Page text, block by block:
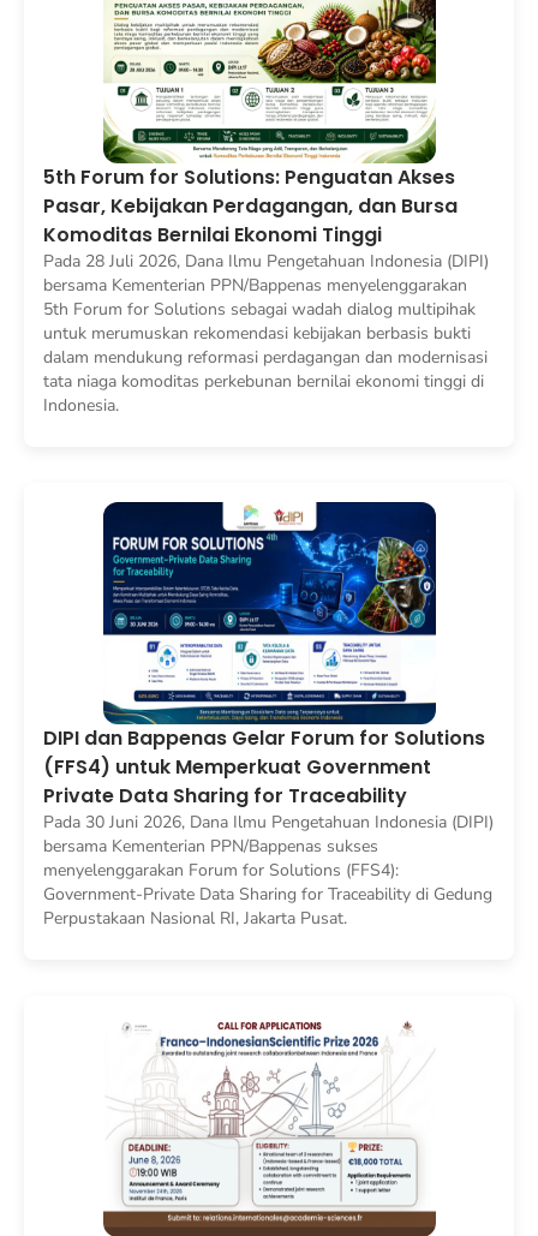
5th Forum for Solutions: Penguatan Akses
Pasar, Kebijakan Perdagangan, dan Bursa
Komoditas Bernilai Ekonomi Tinggi
Pada 28 Juli 2026, Dana Ilmu Pengetahuan Indonesia (DIPI)
bersama Kementerian PPN/Bappenas menyelenggarakan
5th Forum for Solutions sebagai wadah dialog multipihak
untuk merumuskan rekomendasi kebijakan berbasis bukti
dalam mendukung reformasi perdagangan dan modernisasi
tata niaga komoditas perkebunan bernilai ekonomi tinggi di
Indonesia.
DIPI dan Bappenas Gelar Forum for Solutions
(FFS4) untuk Memperkuat Government
Private Data Sharing for Traceability
Pada 30 Juni 2026, Dana Ilmu Pengetahuan Indonesia (DIPI)
bersama Kementerian PPN/Bappenas sukses
menyelenggarakan Forum for Solutions (FFS4):
Government-Private Data Sharing for Traceability di Gedung
Perpustakaan Nasional RI, Jakarta Pusat.